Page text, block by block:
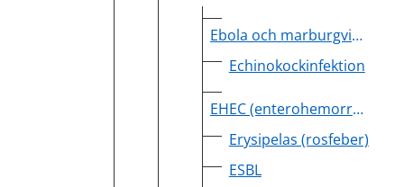
Ebola och marburgvirusinfektion
Echinokockinfektion
EHEC (enterohemorragisk E. coli)
Erysipelas (rosfeber)
ESBL